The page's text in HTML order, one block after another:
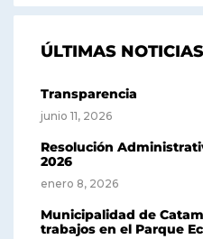
ÚLTIMAS NOTICIAS
Transparencia
junio 11, 2026
Resolución
2026
enero 8, 2026
Municipalidad de
trabajos en el Parque